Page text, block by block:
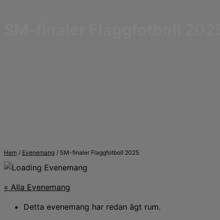
Hem Evenemang SM-finaler Flaggfotboll 2025
« Alla Evenemang
Detta evenemang har redan ägt rum.